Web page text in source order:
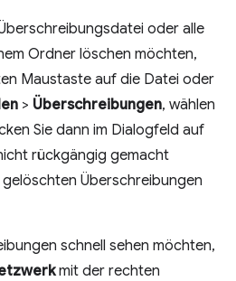
oder alle
Ordner löschen möchten,
Maustaste auf die Datei oder
> Überschreibungen, wählen
Sie dann im Dialogfeld auf
rückgängig gemacht
Überschreibungen
schnell sehen möchten,
mit der rechten